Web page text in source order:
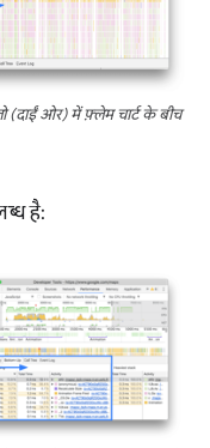
(दाईं ओर) में फ़्लेम चार्ट के बीच
है: